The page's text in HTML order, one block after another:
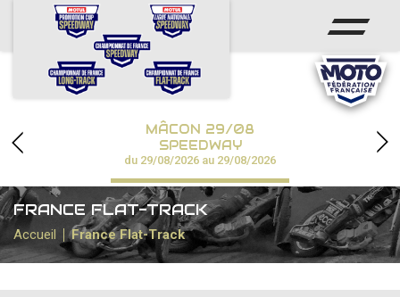
ACCUEIL
CALENDRIER
CHAMPIONNATS
RÉSULTATS
SPEEDWAY ACADÉMIE
PHOTOS / VIDÉOS
MÂCON 29/08
SPEEDWAY
du 29/08/2026 au 29/08/2026
FRANCE FLAT-TRACK
Accueil France Flat-Track